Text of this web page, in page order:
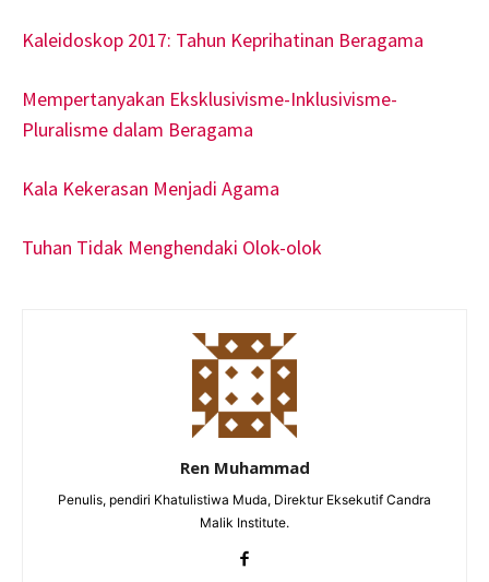
Kaleidoskop 2017: Tahun Keprihatinan Beragama
Mempertanyakan Eksklusivisme-Inklusivisme-
Pluralisme dalam Beragama
Kala Kekerasan Menjadi Agama
Tuhan Tidak Menghendaki Olok-olok
Ren Muhammad
Penulis, pendiri Khatulistiwa Muda, Direktur Eksekutif Candra
Malik Institute.